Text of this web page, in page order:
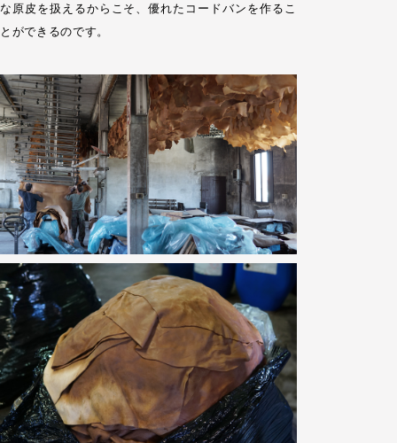
な原皮を扱えるからこそ、優れたコードバンを作るこ
とができるのです。